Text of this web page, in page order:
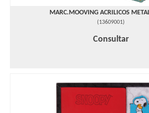
MARC.MOOVING ACRILICOS
(13609001)
Consultar